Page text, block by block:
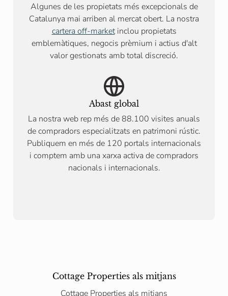
Algunes de les propietats més excepcionals de
Catalunya mai arriben al mercat obert. La nostra
cartera off-marketinclou propietats
emblemàtiques, negocis prèmium i actius d'alt
valor gestionats amb total discreció.
Abast global
La nostra web rep més de 88.100 visites anuals
de compradors especialitzats en patrimoni rústic.
Publiquem en més de 120 portals internacionals
i comptem amb una xarxa activa de compradors
nacionals i internacionals.
Cottage Properties als mitjans
Cottage Properties als mitjans